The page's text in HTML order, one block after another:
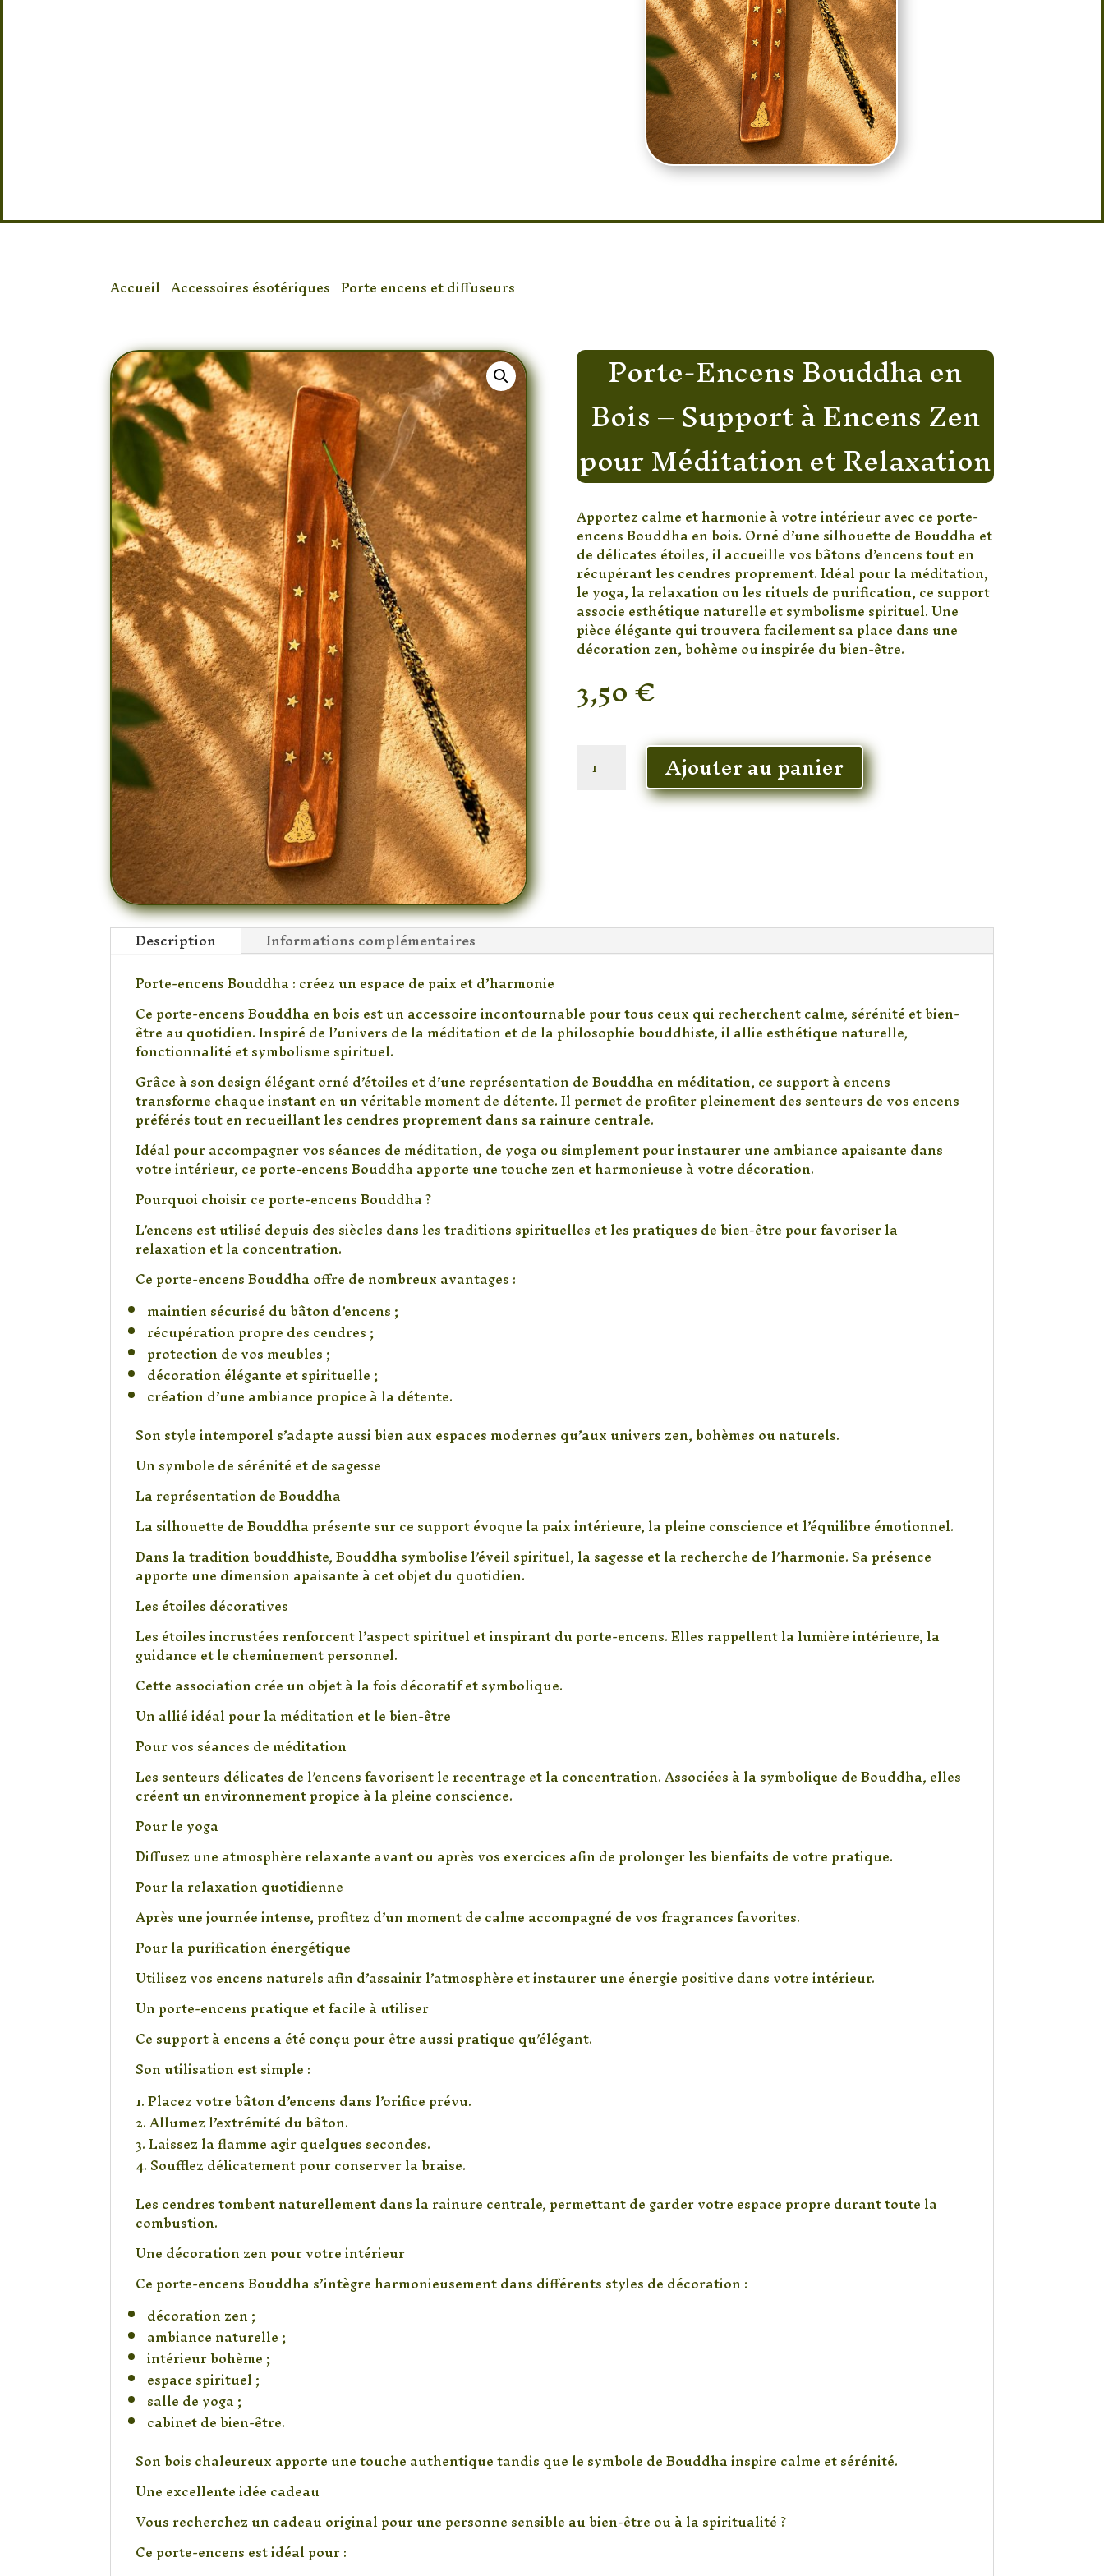
Accueil /Accessoires ésotériques /Porte encens et diffuseurs
Porte-Encens Bouddha en
Bois – Support à Encens Zen
pour Méditation et Relaxation
Apportez calme et harmonie à votre intérieur avec ce porte-
encens Bouddha en bois. Orné d’une silhouette de Bouddha et
de délicates étoiles, il accueille vos bâtons d’encens tout en
récupérant les cendres proprement. Idéal pour la méditation,
le yoga, la relaxation ou les rituels de purification, ce support
associe esthétique naturelle et symbolisme spirituel. Une
pièce élégante qui trouvera facilement sa place dans une
décoration zen, bohème ou inspirée du bien-être.
3,50€
à
Zen
et
Relaxation
Ajouter au panier
Description
Informations complémentaires
Porte-encens Bouddha : créez un espace de paix et d’harmonie
Ce porte-encens Bouddha en bois est un accessoire incontournable pour tous ceux qui recherchent calme, sérénité et bien-
être au quotidien. Inspiré de l’univers de la méditation et de la philosophie bouddhiste, il allie esthétique naturelle,
fonctionnalité et symbolisme spirituel.
Grâce à son design élégant orné d’étoiles et d’une représentation de Bouddha en méditation, ce support à encens
transforme chaque instant en un véritable moment de détente. Il permet de profiter pleinement des senteurs de vos encens
préférés tout en recueillant les cendres proprement dans sa rainure centrale.
Idéal pour accompagner vos séances de méditation, de yoga ou simplement pour instaurer une ambiance apaisante dans
votre intérieur, ce porte-encens Bouddha apporte une touche zen et harmonieuse à votre décoration.
Pourquoi choisir ce porte-encens Bouddha ?
L’encens est utilisé depuis des siècles dans les traditions spirituelles et les pratiques de bien-être pour favoriser la
relaxation et la concentration.
Ce porte-encens Bouddha offre de nombreux avantages :
maintien sécurisé du bâton d’encens ;
récupération propre des cendres ;
protection de vos meubles ;
décoration élégante et spirituelle ;
création d’une ambiance propice à la détente.
Son style intemporel s’adapte aussi bien aux espaces modernes qu’aux univers zen, bohèmes ou naturels.
Un symbole de sérénité et de sagesse
La représentation de Bouddha
La silhouette de Bouddha présente sur ce support évoque la paix intérieure, la pleine conscience et l’équilibre émotionnel.
Dans la tradition bouddhiste, Bouddha symbolise l’éveil spirituel, la sagesse et la recherche de l’harmonie. Sa présence
apporte une dimension apaisante à cet objet du quotidien.
Les étoiles décoratives
Les étoiles incrustées renforcent l’aspect spirituel et inspirant du porte-encens. Elles rappellent la lumière intérieure, la
guidance et le cheminement personnel.
Cette association crée un objet à la fois décoratif et symbolique.
Un allié idéal pour la méditation et le bien-être
Pour vos séances de méditation
Les senteurs délicates de l’encens favorisent le recentrage et la concentration. Associées à la symbolique de Bouddha, elles
créent un environnement propice à la pleine conscience.
Pour le yoga
Diffusez une atmosphère relaxante avant ou après vos exercices afin de prolonger les bienfaits de votre pratique.
Pour la relaxation quotidienne
Après une journée intense, profitez d’un moment de calme accompagné de vos fragrances favorites.
Pour la purification énergétique
Utilisez vos encens naturels afin d’assainir l’atmosphère et instaurer une énergie positive dans votre intérieur.
Un porte-encens pratique et facile à utiliser
Ce support à encens a été conçu pour être aussi pratique qu’élégant.
Son utilisation est simple :
Placez votre bâton d’encens dans l’orifice prévu.
Allumez l’extrémité du bâton.
Laissez la flamme agir quelques secondes.
Soufflez délicatement pour conserver la braise.
Les cendres tombent naturellement dans la rainure centrale, permettant de garder votre espace propre durant toute la
combustion.
Une décoration zen pour votre intérieur
Ce porte-encens Bouddha s’intègre harmonieusement dans différents styles de décoration :
décoration zen ;
ambiance naturelle ;
intérieur bohème ;
espace spirituel ;
salle de yoga ;
cabinet de bien-être.
Son bois chaleureux apporte une touche authentique tandis que le symbole de Bouddha inspire calme et sérénité.
Une excellente idée cadeau
Vous recherchez un cadeau original pour une personne sensible au bien-être ou à la spiritualité ?
Ce porte-encens est idéal pour :